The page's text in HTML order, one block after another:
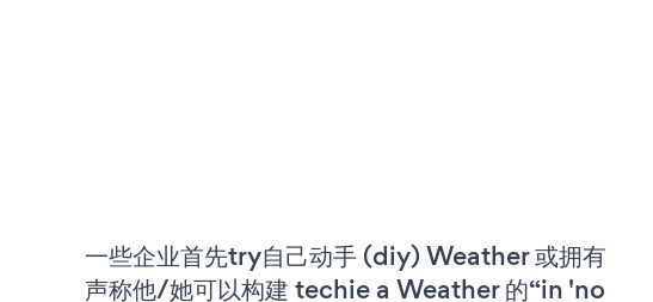
一些企业首先try自己动手 (diy) Weather 或拥有
声称他/她可以构建 techie a Weather 的“in 'no